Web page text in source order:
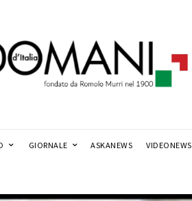
GIORNALE ASKANEWS VIDEONEWS